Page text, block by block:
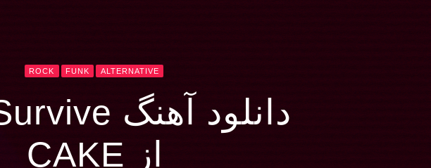
ALTERNATIVE
FUNK
ROCK
دانلود آهنگ I Will Survive
از CAKE